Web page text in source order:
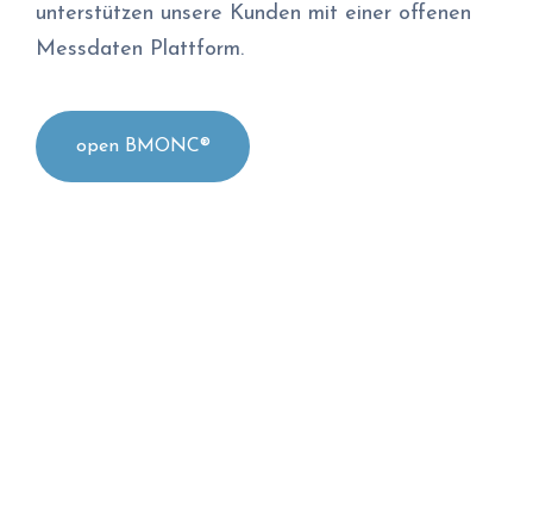
unterstützen unsere Kunden mit einer offenen
Messdaten Plattform.
open BMONC®